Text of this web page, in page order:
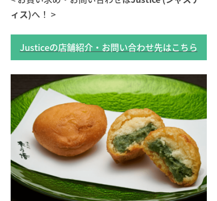
ィス)へ！ >
Justiceの店舗紹介・お問い合わせ先はこちら